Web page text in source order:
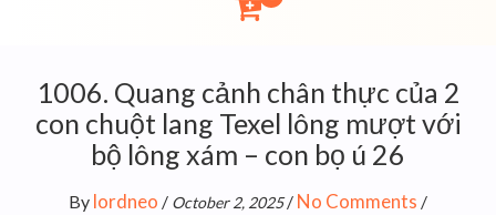
1006. Quang cảnh chân thực của 2
con chuột lang Texel lông mượt với
bộ lông xám – con bọ ú 26
By lordneo / October 2, 2025/ No Comments /